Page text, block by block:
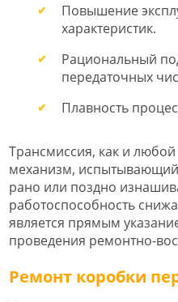
Повышение
характеристик.
Рациональный
передаточных
Плавность
Трансмиссия, как и
механизм,
рано или поздно
работоспособность
является прямым
проведения ремонтно-
Ремонт коробки